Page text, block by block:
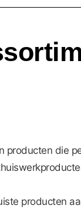
die
producten